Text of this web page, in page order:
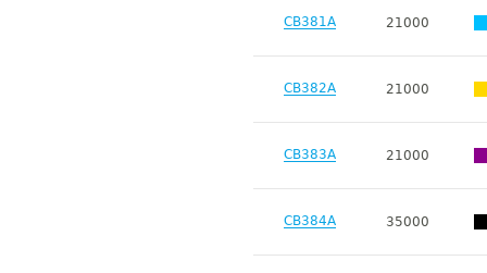
CB381A 21000
CB382A 21000
CB383A 21000
CB384A 35000